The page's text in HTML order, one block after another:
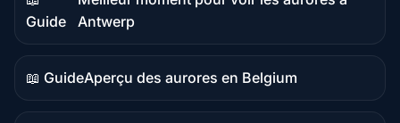
Guide
Contenu
guide
Antwerp
📖 Guide
Contenu
guide
Aperçu des aurores en Belgium